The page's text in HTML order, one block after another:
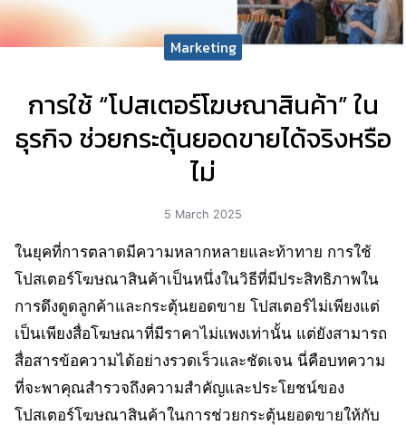
Marketing
การใช้ “โปสเตอร์โฆษณาสินค้า” ใน
ธุรกิจ ช่วยกระตุ้นยอดขายได้จริงหรือ
ไม่
5 March 2025
ในยุคที่การตลาดมีความหลากหลายและท้าทาย การใช้
โปสเตอร์โฆษณาสินค้าเป็นหนึ่งในวิธีที่มีประสิทธิภาพใน
การดึงดูดลูกค้าและกระตุ้นยอดขาย โปสเตอร์ไม่เพียงแต่
เป็นเพียงสื่อโฆษณาที่มีราคาไม่แพงเท่านั้น แต่ยังสามารถ
สื่อสารข้อความได้อย่างรวดเร็วและชัดเจน นี่คือบทความ
ที่จะพาคุณสำรวจถึงความสำคัญและประโยชน์ของ
โปสเตอร์โฆษณาสินค้าในการช่วยกระตุ้นยอดขายให้กับ